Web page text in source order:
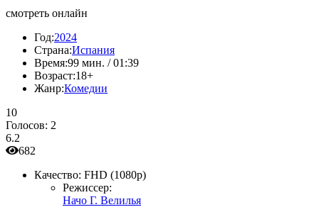
смотреть онлайн
Год:2024
Страна:Испания
Время:99 мин. / 01:39
Возраст:18+
Жанр:Комедии
10
Голосов: 2
6.2
682
Качество: FHD (1080p)
Режиссер:
Начо Г. Велилья